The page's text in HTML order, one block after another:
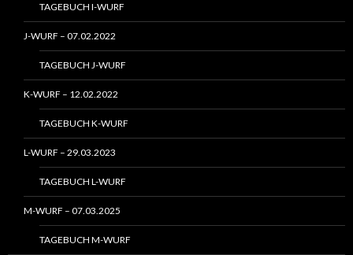
TAGEBUCH I-WURF
J-WURF – 07.02.2022
TAGEBUCH J-WURF
K-WURF – 12.02.2022
TAGEBUCH K-WURF
L-WURF – 29.03.2023
TAGEBUCH L-WURF
M-WURF – 07.03.2025
TAGEBUCH M-WURF